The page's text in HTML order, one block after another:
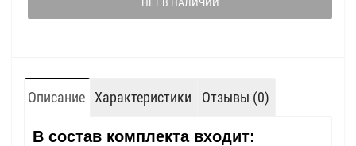
Описание Характеристики Отзывы (0)
В состав комплекта входит: